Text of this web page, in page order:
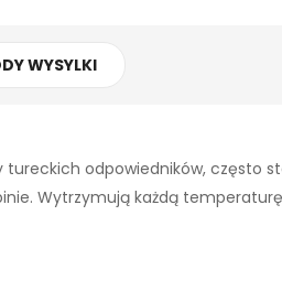
WYSYLKI
odpowiedników, często
Wytrzymują każdą